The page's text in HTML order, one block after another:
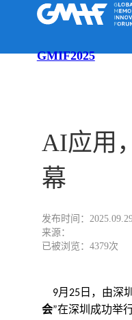
GMIF2025
AI应用
幕
发布时间：
来源：
已被浏览：4379次
9月 25 日，由深
会”在深圳成功举